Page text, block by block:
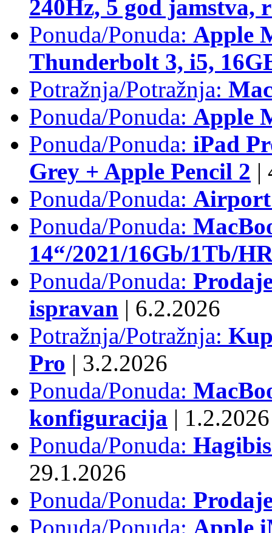
240Hz, 5 god jamstva,
Ponuda/Ponuda: Apple
Thunderbolt 3, i5,
Potražnja/Potražnja:
Ponuda/Ponuda: Apple
Ponuda/Ponuda: iPad
Grey + Apple Pencil 2 |
Ponuda/Ponuda: Airport
Ponuda/Ponuda:
14“/2021/16Gb/1Tb/
Ponuda/Ponuda:
ispravan | 6.2.2026
Potražnja/Potražnja:
Pro | 3.2.2026
Ponuda/Ponuda:
konfiguracija | 1.2.2026
Ponuda/Ponuda:
29.1.2026
Ponuda/Ponuda:
Ponuda/Ponuda: Apple